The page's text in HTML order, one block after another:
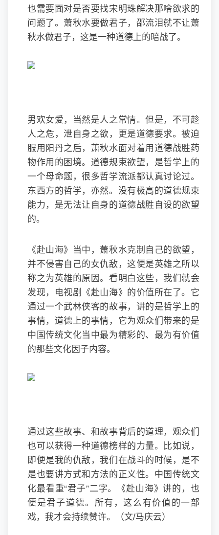
也需要面对是否要找宋明珠解决那啥欲求的
问题了。萧秋水要做君子，邵流泪就不让萧
秋水做君子，这是一种道德上的暗战了。
男欢女爱，当然是人之常情。但是，不可趁
人之危，泄自身之欲，更是道德要求。被迫
服用阳丹之后，萧秋水面对着用道德战胜药
物作用的困境。道德规束欲望，是哲学上的
一个母命题，很多哲学流派都认真讨论过。
东西方的哲学，亦然。没有极高的道德规束
能力，是无法让自身的道德战胜自设的欲望
的。
《赴山海》当中，萧秋水克制自己的欲望，
并不侵害自己的女仇敌，这便是英雄之所以
称之为英雄的原因。看明白这些，我们就会
发现，电视剧《赴山海》的价值所在了。它
通过一个武林侠客的故事，讲的是哲学上的
事情，道德上的事情，它为观众们带来的是
中国传统文化当中最为精彩的、最为有价值
的那些文化因子内容。
通过这些故事、和故事背后的道理，观众们
也可以获得一种道德榜样的力量。比如说，
即便是我的仇敌，我们在战斗的时候，是不
是也要讲方式和方法的正义性。中国传统文
化最看重“君子”二字。《赴山海》讲的，也
便是君子道德。所有，这么有价值的一部
戏，我才会持续赞许。（文/马庆云）